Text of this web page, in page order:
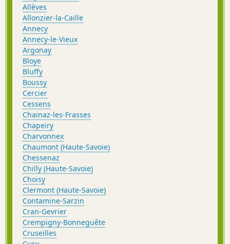
Allèves
Allonzier-la-Caille
Annecy
Annecy-le-Vieux
Argonay
Bloye
Bluffy
Boussy
Cercier
Cessens
Chainaz-les-Frasses
Chapeiry
Charvonnex
Chaumont (Haute-Savoie)
Chessenaz
Chilly (Haute-Savoie)
Choisy
Clermont (Haute-Savoie)
Contamine-Sarzin
Cran-Gevrier
Crempigny-Bonneguête
Cruseilles